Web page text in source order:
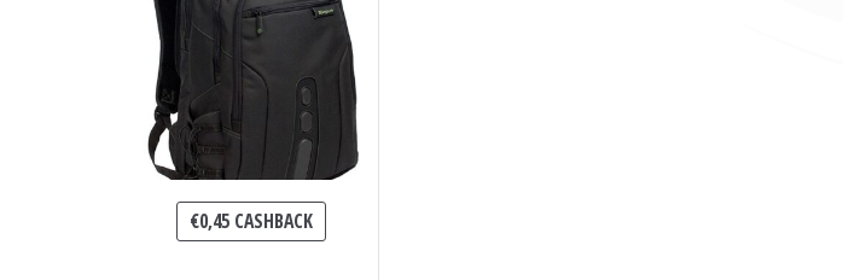
€0,45CASHBACK